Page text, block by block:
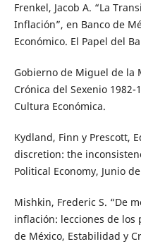
Frenkel, Jacob A. “La
Inflación”, en Banco de
Económico. El Papel del
Gobierno de Miguel de la
Crónica del Sexenio 1982-
Cultura Económica.
Kydland, Finn y Prescott,
discretion: the
Political Economy, Junio
Mishkin, Frederic S. “De
inflación: lecciones de los
de México, Estabilidad y